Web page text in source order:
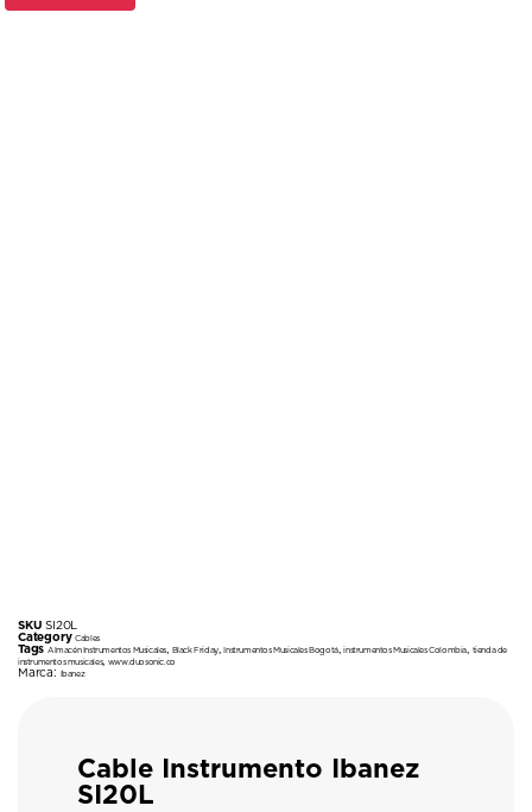
SKUSI20L
Category Cables
Tags Almacén Instrumentos Musicales, Black Friday, Instrumentos Musicales Bogotá,instrumentos Musicales Colombia, tienda de
instrumentos musicales, www.duosonic.co
Marca: Ibanez
Cable Instrumento Ibanez
SI20L